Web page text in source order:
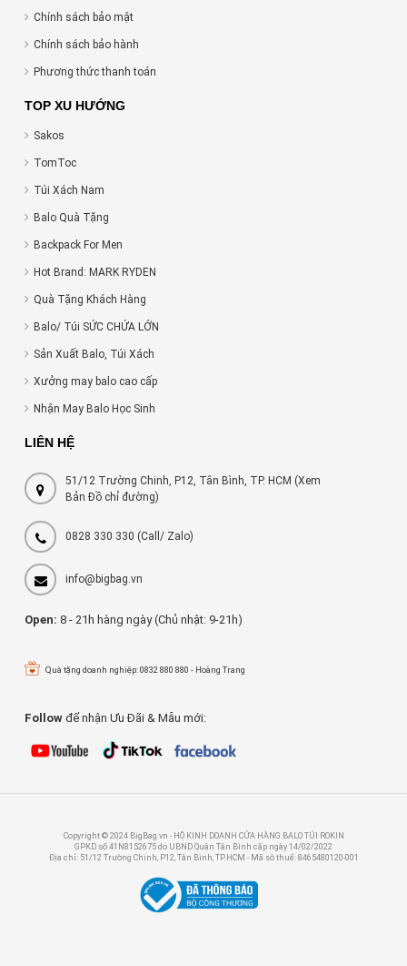
Chính sách bảo mật
Chính sách bảo hành
Phương thức thanh toán
TOP XU HƯỚNG
Sakos
TomToc
Túi Xách Nam
Balo Quà Tặng
Backpack For Men
Hot Brand: MARK RYDEN
Quà Tặng Khách Hàng
Balo/ Túi SỨC CHỨA LỚN
Sản Xuất Balo, Túi Xách
Xưởng may balo cao cấp
Nhận May Balo Học Sinh
LIÊN HỆ
51/12 Trường Chinh, P12, Tân Bình, TP. HCM (Xem
Bản Đồ chỉ đường)
0828 330 330 (Call/ Zalo)
info@bigbag.vn
Open: 8 - 21h hàng ngày (Chủ nhật: 9-21h)
Quà tặng doanh nghiệp: 0832 880 880 - Hoàng Trang
Follow để nhận Ưu Đãi & Mẫu mới:
Copyright © 2024 BigBag.vn - HỘ KINH DOANH CỬA HÀNG BALO TÚI ROKIN
GPKD số 41N8152675 do UBND Quận Tân Bình cấp ngày 14/02/2022
Địa chỉ: 51/12 Trường Chinh, P12, Tân Bình, TP.HCM - Mã sô thuế: 8465480120-001